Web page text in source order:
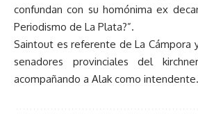
confundan con su homónima ex
Periodismo de La Plata?”.
Saintout es referente de La Cámpora
senadores provinciales del
acompañando a Alak como intendente.